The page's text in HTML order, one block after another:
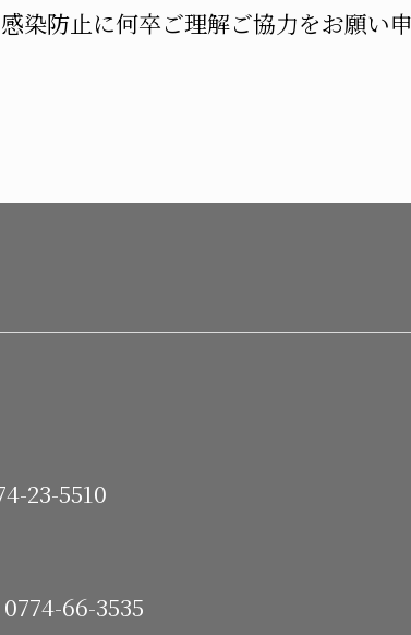
防止に何卒ご理解ご協力をお願い申
23-5510
66-3535